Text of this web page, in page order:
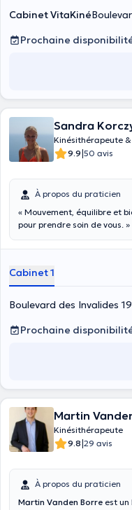
Cabinet VitaKiné
Prochaine
Sandra
Kinésithérapeute
9.9|50 avis
À propos du praticien
« Mouvement, équilibre et
pour prendre soin de vous. »
Cabinet 1
Boulevard des Invalides
Prochaine
Martin
Kinésithérapeute
9.8|29 avis
À propos du praticien
Martin Vanden Borre est un